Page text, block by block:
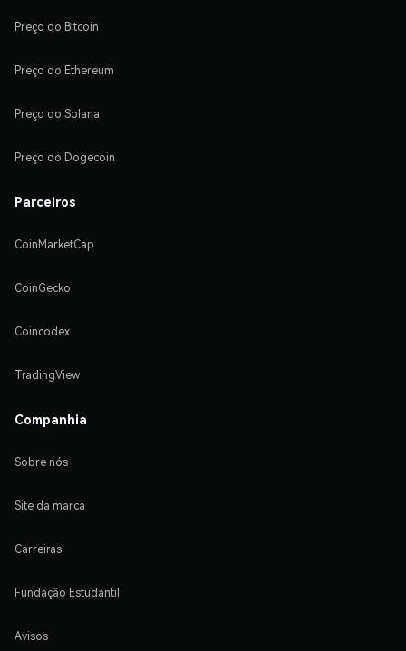
Preço do Bitcoin
Preço do Ethereum
Preço do Solana
Preço do Dogecoin
Parceiros
CoinMarketCap
CoinGecko
Coincodex
TradingView
Companhia
Sobre nós
Site da marca
Carreiras
Fundação Estudantil
Avisos